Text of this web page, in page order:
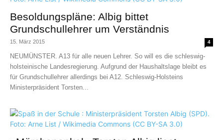
Besoldungspläne: Albig bittet
Grundschullehrer um Verständnis
15. März 2015 4
NEUMÜNSTER. A13 für alle neuen Lehrer. So will es die schleswig-
holsteinische Landesregierung. Aufgrund der Haushaltslage bleibt es
für Grundschullehrer allerdings bei A12. Schleswig-Holsteins
Ministerpräsident Torsten...